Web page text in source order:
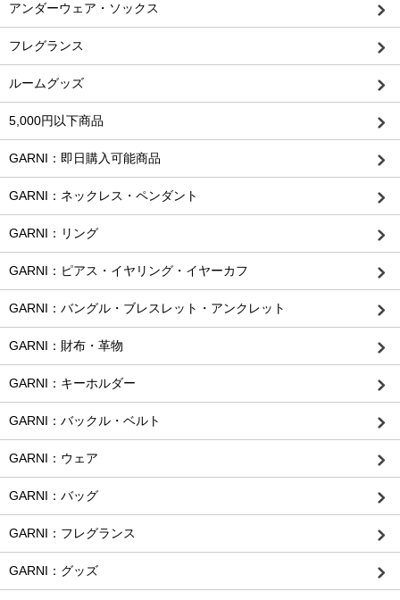
アンダーウェア・ソックス
フレグランス
ルームグッズ
5,000円以下商品
GARNI：即日購入可能商品
GARNI：ネックレス・ペンダント
GARNI：リング
GARNI：ピアス・イヤリング・イヤーカフ
GARNI：バングル・ブレスレット・アンクレット
GARNI：財布・革物
GARNI：キーホルダー
GARNI：バックル・ベルト
GARNI：ウェア
GARNI：バッグ
GARNI：フレグランス
GARNI：グッズ